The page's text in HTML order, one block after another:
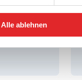
Alle ablehnen